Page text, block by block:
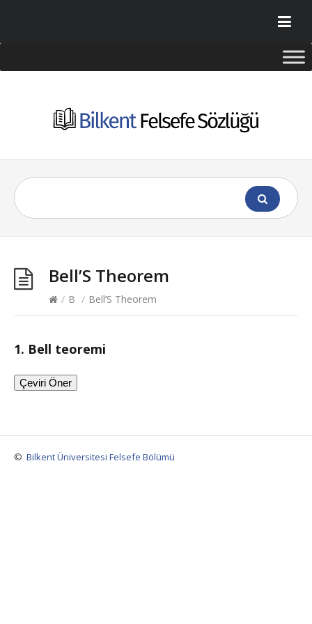
Bell’S Theorem
/ B / Bell’S Theorem
1. Bell teoremi
Çeviri Öner
© Bilkent Üniversitesi Felsefe Bölümü